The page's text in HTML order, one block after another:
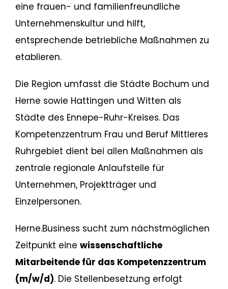
eine frauen- und familienfreundliche
Unternehmenskultur und hilft,
entsprechende betriebliche Maßnahmen zu
etablieren.
Die Region umfasst die Städte Bochum und
Herne sowie Hattingen und Witten als
Städte des Ennepe-Ruhr-Kreises. Das
Kompetenzzentrum Frau und Beruf Mittleres
Ruhrgebiet dient bei allen Maßnahmen als
zentrale regionale Anlaufstelle für
Unternehmen, Projektträger und
Einzelpersonen.
Herne.Business sucht zum nächstmöglichen
Zeitpunkt eine wissenschaftliche
Mitarbeitende für das Kompetenzzentrum
(m/w/d). Die Stellenbesetzung erfolgt